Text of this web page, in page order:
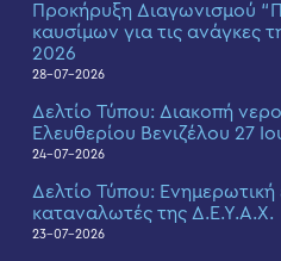
Προκήρυξη Διαγωνισμού
καυσίμων για τις ανάγκες
2026
28-07-2026
Δελτίο Τύπου: Διακοπή
Ελευθερίου Βενιζέλου 27
24-07-2026
Δελτίο Τύπου:
καταναλωτές της Δ.Ε.Υ.Α.Χ.
23-07-2026